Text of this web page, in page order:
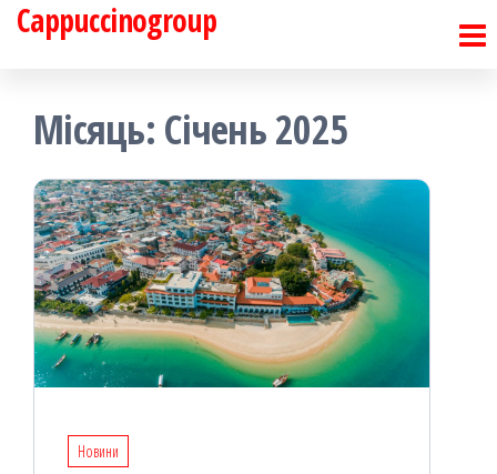
Перейти
Cappuccinogroup
Місяць: Січень 2025
Новини